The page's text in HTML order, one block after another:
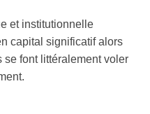
et institutionnelle
capital significatif alors
font littéralement voler